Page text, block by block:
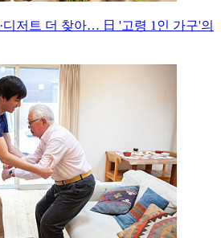
디저트 더 찾아… 日 '고령 1인 가구'의